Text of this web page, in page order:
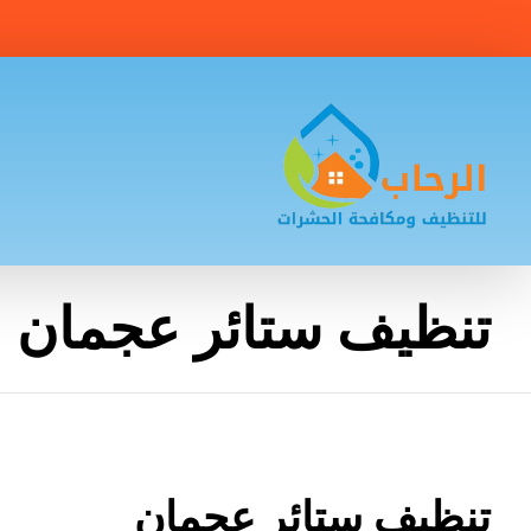
تنظيف ستائر عجمان
تنظيف ستائر عجمان